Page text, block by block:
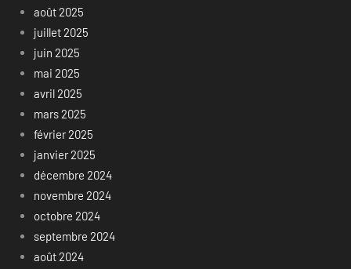
août 2025
juillet 2025
juin 2025
mai 2025
avril 2025
mars 2025
février 2025
janvier 2025
décembre 2024
novembre 2024
octobre 2024
septembre 2024
août 2024